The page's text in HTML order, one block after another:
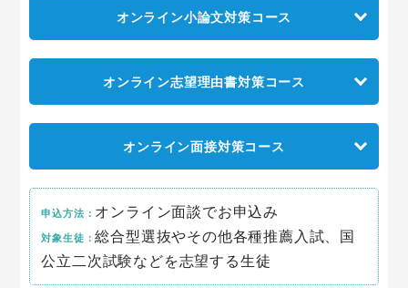
オンライン小論文対策コース
オンライン志望理由書対策コース
オンライン面接対策コース
申込方法： オンライン面談でお申込み
対象生徒：総合型選抜やその他各種推薦入試、国
公立二次試験などを志望する生徒